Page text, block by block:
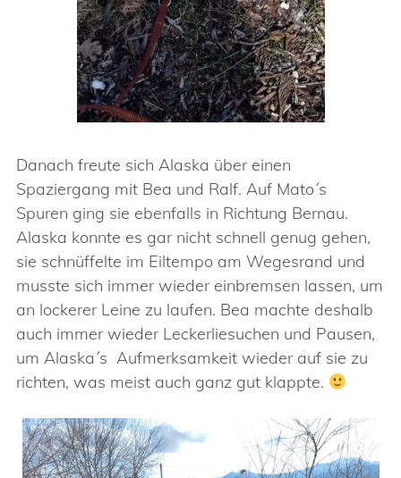
Danach freute sich Alaska über einen
Spaziergang mit Bea und Ralf. Auf Mato´s
Spuren ging sie ebenfalls in Richtung Bernau.
Alaska konnte es gar nicht schnell genug gehen,
sie schnüffelte im Eiltempo am Wegesrand und
musste sich immer wieder einbremsen lassen, um
an lockerer Leine zu laufen. Bea machte deshalb
auch immer wieder Leckerliesuchen und Pausen,
um Alaska´s Aufmerksamkeit wieder auf sie zu
richten, was meist auch ganz gut klappte.